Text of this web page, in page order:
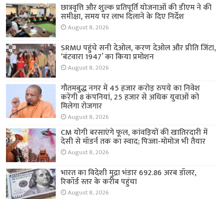
छात्रवृत्ति और शुल्क प्रतिपूर्ति योजनाओं की डीएम ने की
समीक्षा, समय पर लाभ दिलाने के दिए निर्देश
August 8, 2026
SRMU पहुंचे सनी देओल, करण देओल और प्रीति जिंटा,
‘बंटवारा 1947’ का किया प्रमोशन
August 8, 2026
गौतमबुद्ध नगर में 45 हजार करोड़ रुपये का निवेश
करेंगी 8 कंपनियां, 25 हजार से अधिक युवाओं को
मिलेगा रोजगार
August 8, 2026
CM योगी बरसाएंगे फूल, कांवड़ियों की खातिरदारी में
देसी से मॉडर्न तक का स्वाद; पिज्जा-मोमोज भी तैयार
August 8, 2026
भारत का विदेशी मुद्रा भंडार 692.86 अरब डॉलर,
रिकॉर्ड स्तर के करीब पहुंचा
August 8, 2026